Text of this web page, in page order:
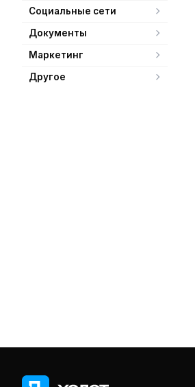
Социальные сети
Документы
Маркетинг
Другое